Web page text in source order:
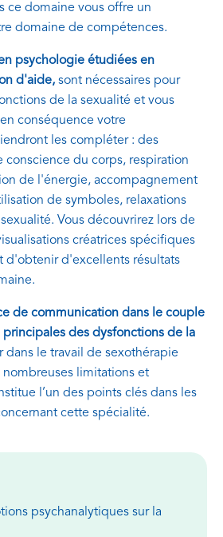
ce domaine vous offre un
domaine de compétences.
psychologie étudiées en
d'aide, sont nécessaires pour
de la sexualité et vous
conséquence votre
les compléter : des
conscience du corps, respiration
de l'énergie, accompagnement
de symboles, relaxations
Vous découvrirez lors de
créatrices spécifiques
d'obtenir d'excellents résultats
de communication dans le couple
principales des dysfonctions de la
dans le travail de sexothérapie
limitations et
l’un des points clés dans les
cette spécialité.
psychanalytiques sur la